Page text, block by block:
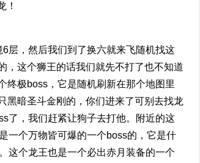
！
层，然后我们到了换六就来飞随机找这
，这个狮王的话我们就先不打了也不知道
终极boss，它是随机刷新在那个地图里
黑暗圣斗金刚的，你们进来了可别去找龙
了，我们赶紧让狗子去打他。附近的这
一个万物皆可爆的一个boss的，它是什
这个龙王也是一个必出赤月装备的一个